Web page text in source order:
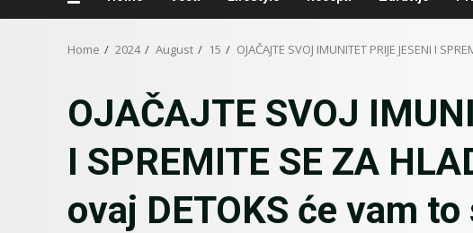
Home 2024 August 15 OJAČAJTE SVOJ IMUNITET PRIJE JESENI I
OJAČAJTE SVOJ
I SPREMITE SE ZA
ovaj DETOKS će vam